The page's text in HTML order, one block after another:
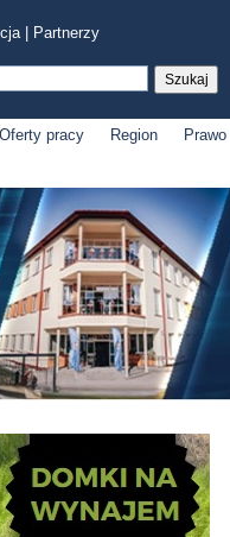
| Partnerzy
Oferty pracy Region
Prawo